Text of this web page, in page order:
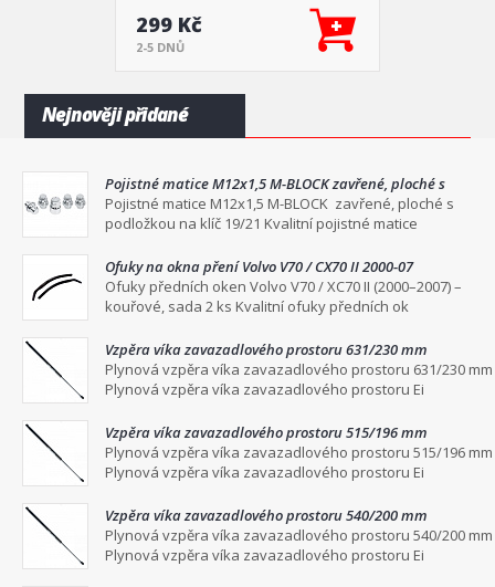
299 Kč
2-5 DNŮ
Nejnověji přidané
Pojistné matice M12x1,5 M-BLOCK zavřené, ploché s
podložkou na klíč 19/21
Pojistné matice M12x1,5 M-BLOCK zavřené, ploché s
podložkou na klíč 19/21 Kvalitní pojistné matice
Ofuky na okna pření Volvo V70 / CX70 II 2000-07
Ofuky předních oken Volvo V70 / XC70 II (2000–2007) –
kouřové, sada 2 ks Kvalitní ofuky předních ok
Vzpěra víka zavazadlového prostoru 631/230 mm
Plynová vzpěra víka zavazadlového prostoru 631/230 mm
Plynová vzpěra víka zavazadlového prostoru Ei
Vzpěra víka zavazadlového prostoru 515/196 mm
Plynová vzpěra víka zavazadlového prostoru 515/196 mm
Plynová vzpěra víka zavazadlového prostoru Ei
Vzpěra víka zavazadlového prostoru 540/200 mm
Plynová vzpěra víka zavazadlového prostoru 540/200 mm
Plynová vzpěra víka zavazadlového prostoru Ei